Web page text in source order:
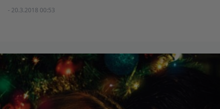
- 20.3.2018 00:53